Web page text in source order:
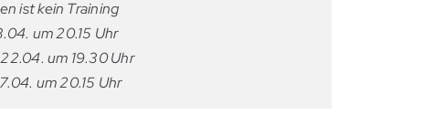
ist kein Training
um 20.15 Uhr
um 19.30 Uhr
um 20.15 Uhr